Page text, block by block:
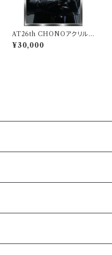
AT26th CHONOアクリルフ
ォトコレクション「C」
¥30,000